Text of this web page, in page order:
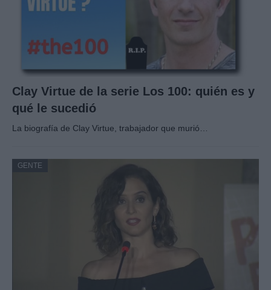
Clay Virtue de la serie Los 100: quién es y
qué le sucedió
La biografía de Clay Virtue, trabajador que murió…
GENTE